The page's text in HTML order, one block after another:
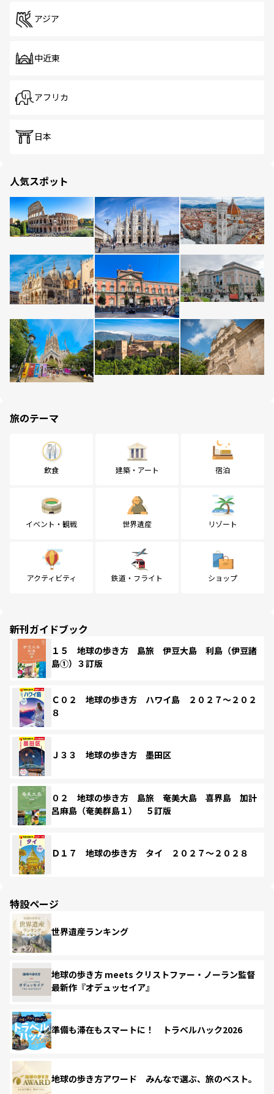
アジア
中近東
アフリカ
日本
人気スポット
旅のテーマ
飲食 建築・アート 宿泊
イベント・観戦 世界遺産 リゾート
アクティビティ 鉄道・フライト ショップ
新刊ガイドブック
１５ 地球の歩き方 島旅 伊豆大島 利島（伊豆諸
島①）３訂版
Ｃ０２ 地球の歩き方 ハワイ島 ２０２７～２０２
８
Ｊ３３ 地球の歩き方 墨田区
０２ 地球の歩き方 島旅 奄美大島 喜界島 加計
呂麻島（奄美群島１） ５訂版
Ｄ１７ 地球の歩き方 タイ ２０２７～２０２８
特設ページ
世界遺産ランキング
地球の歩き方 meets クリストファー・ノーラン監督
最新作『オデュッセイア』
準備も滞在もスマートに！ トラベルハック2026
地球の歩き方アワード みんなで選ぶ、旅のベスト。